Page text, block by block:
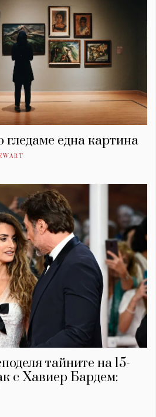
гледаме една картина
тайните на 15-
с Хавиер Бардем: